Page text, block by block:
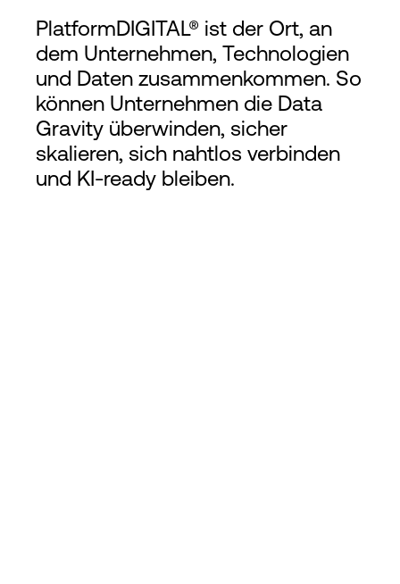
PlatformDIGITAL® ist der Ort, an
dem Unternehmen, Technologien
und Daten zusammenkommen. So
können Unternehmen die Data
Gravity überwinden, sicher
skalieren, sich nahtlos verbinden
und KI-ready bleiben.